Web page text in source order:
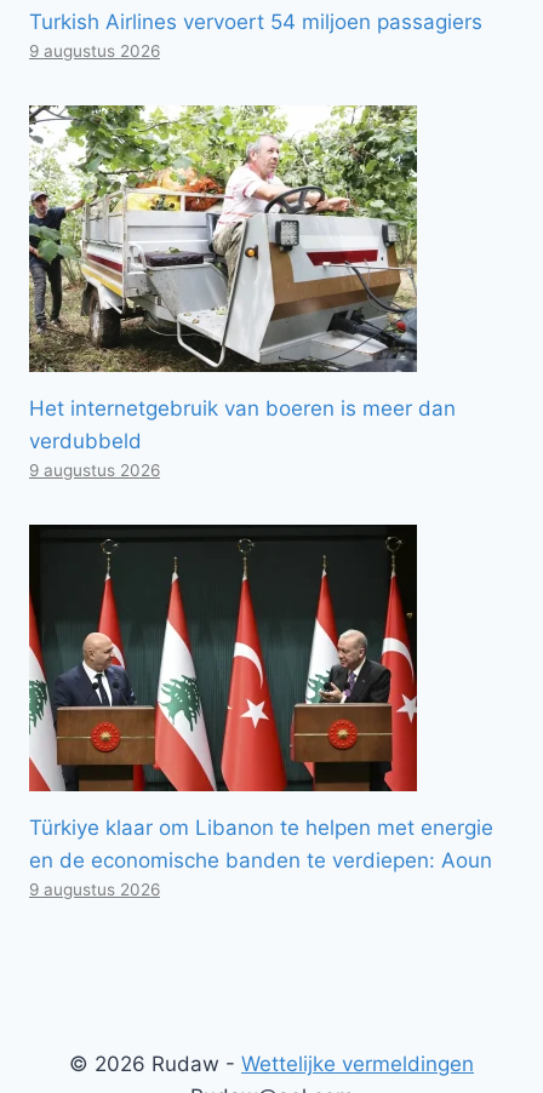
Turkish Airlines vervoert 54 miljoen passagiers
9 augustus 2026
Het internetgebruik van boeren is meer dan
verdubbeld
9 augustus 2026
Türkiye klaar om Libanon te helpen met energie
en de economische banden te verdiepen: Aoun
9 augustus 2026
© 2026 Rudaw - Wettelijke vermeldingen